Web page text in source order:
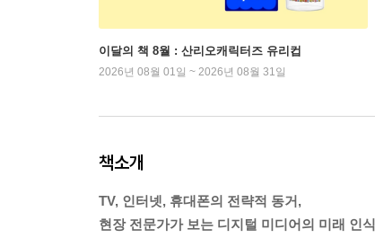
이달의 책 8월 : 산리오캐릭터즈 유리컵
2026년 08월 01일 ~ 2026년 08월 31일
책소개
TV, 인터넷, 휴대폰의 전략적 동거,
현장 전문가가 보는 디지털 미디어의 미래 인식